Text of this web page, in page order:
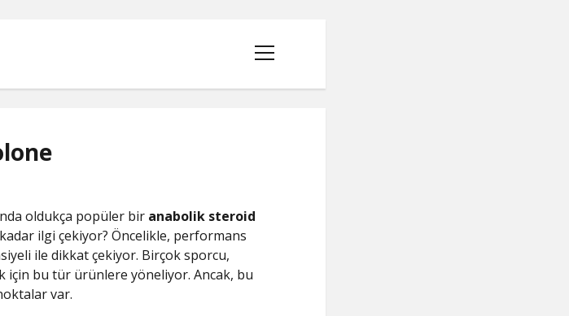
menüyü
aç
KASMA ŞIFRESIZ
LISTE
LISTESI
ATMA
oldukça popüler bir anabolik steroid
ilgi çekiyor? Öncelikle, performans
ile dikkat çekiyor. Birçok sporcu,
için bu tür ürünlere yöneliyor. Ancak, bu
var.